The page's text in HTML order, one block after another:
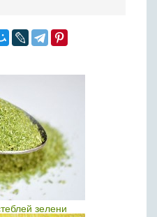
зелени